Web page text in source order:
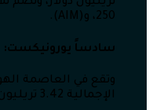
250، و(AIM).
سادساً يورونيكست:
وتقع في العاصمة
الإجمالية 3.42 تريليون دولار.